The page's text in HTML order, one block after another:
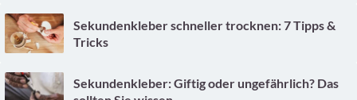
Sekundenkleber schneller trocknen: 7 Tipps &
Tricks
Sekundenkleber: Giftig oder ungefährlich? Das